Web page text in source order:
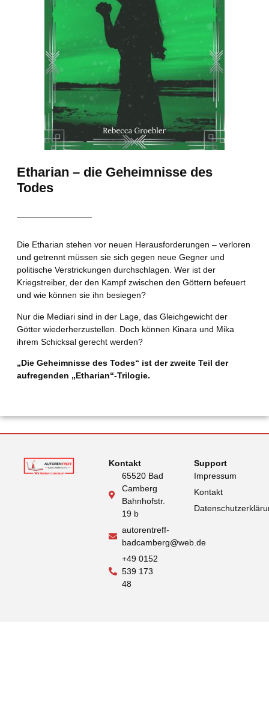
Etharian – die Geheimnisse des
Todes
Die Etharian stehen vor neuen Herausforderungen – verloren
und getrennt müssen sie sich gegen neue Gegner und
politische Verstrickungen durchschlagen. Wer ist der
Kriegstreiber, der den Kampf zwischen den Göttern befeuert
und wie können sie ihn besiegen?
Nur die Mediari sind in der Lage, das Gleichgewicht der
Götter wiederherzustellen. Doch können Kinara und Mika
ihrem Schicksal gerecht werden?
„Die Geheimnisse des Todes“ ist der zweite Teil der
aufregenden „Etharian“-Trilogie.
Kontakt
65520 Bad
Camberg
Bahnhofstr.
19 b
autorentreff-
badcamberg@web.de
+49 0152
539 173
48
Support
Impressum
Kontakt